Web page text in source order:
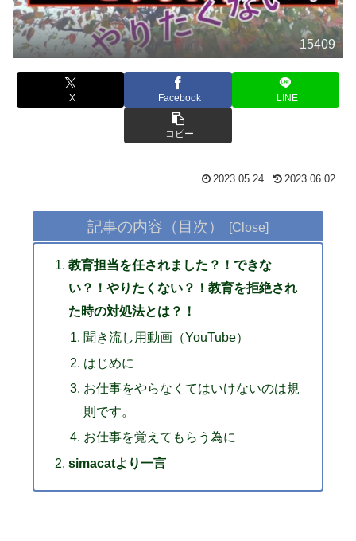
15409
X Facebook LINE
コピー
2023.05.24 2023.06.02
記事の内容（目次）
教育担当を任されました？！できな
い？！やりたくない？！教育を拒絶され
た時の対処法とは？！
聞き流し用動画（YouTube）
はじめに
お仕事をやらなくてはいけないのは規
則です。
お仕事を覚えてもらう為に
simacatより一言